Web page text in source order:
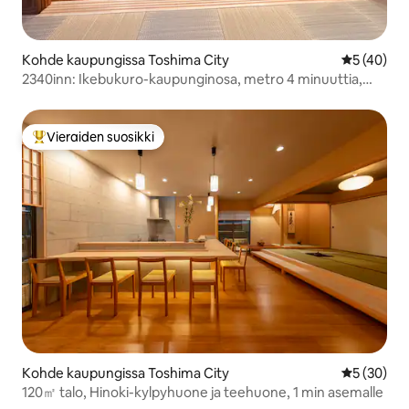
Kohde kaupungissa Toshima City
5 (40)
2340inn: Ikebukuro-kaupunginosa, metro 4 minuuttia,
neliömetriä, japanilainen tatami + olohuone, 2 wc:tä 2
kylpyhuonetta
Vieraiden suosikkien parhaimmistoa
Vieraiden suosikki
Kohde kaupungissa Toshima City
5 (30)
120㎡ talo, Hinoki-kylpyhuone ja teehuone, 1 min asemalle